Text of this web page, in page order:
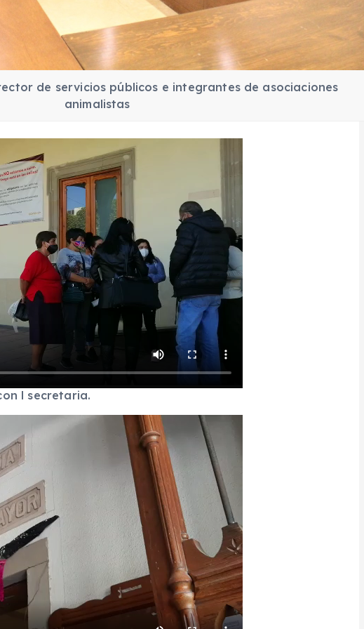
de servicios públicos e integrantes de asociaciones
animalistas
l secretaria.